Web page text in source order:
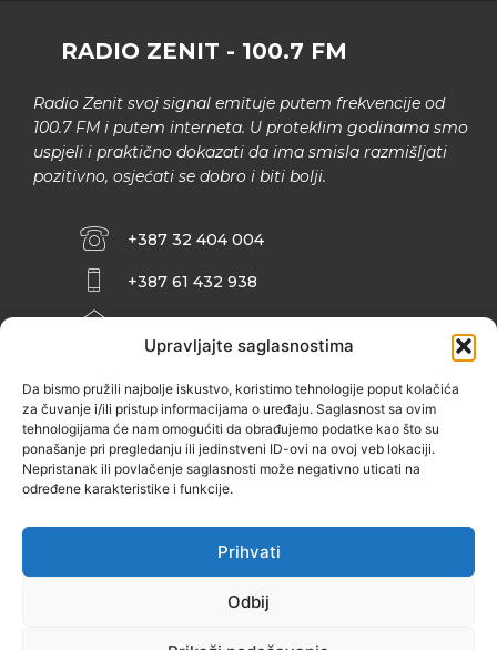
Upravljajte saglasnostima
Da bismo pružili najbolje iskustvo, koristimo tehnologije poput kolačića
za čuvanje i/ili pristup informacijama o uređaju. Saglasnost sa ovim
tehnologijama će nam omogućiti da obrađujemo podatke kao što su
ponašanje pri pregledanju ili jedinstveni ID-ovi na ovoj veb lokaciji.
Nepristanak ili povlačenje saglasnosti može negativno uticati na
određene karakteristike i funkcije.
Prihvati
Odbij
RADIO ZENIT - 100.7 FM
Radio Zenit svoj signal emituje putem frekvencije od
100.7 FM i putem interneta. U proteklim godinama smo
uspjeli i praktično dokazati da ima smisla razmišljati
pozitivno, osjećati se dobro i biti bolji.
+387 32 404 004
+387 61 432 938
INFO@ZENIT.BA
ZENIČANKA, 3. SPRAT), 72000 ZENICA